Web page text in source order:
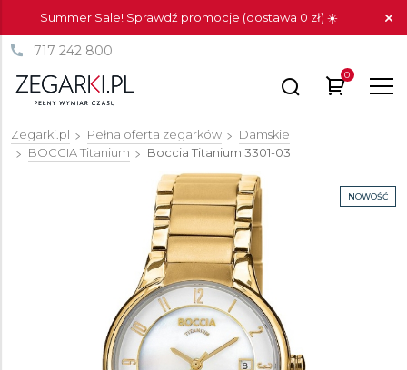
Summer Sale! Sprawdź promocje (dostawa 0 zł) ☀️
717 242 800
0
Zegarki.pl Pełna oferta zegarków
Damskie
BOCCIA Titanium
Boccia Titanium 3301-03
NOWOŚĆ